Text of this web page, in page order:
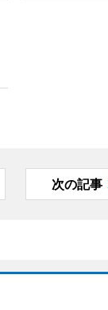
次の記事